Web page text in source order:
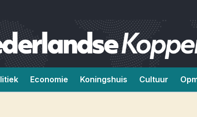
Economie Koningshuis Cultuur